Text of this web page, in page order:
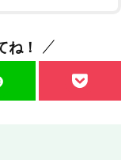
ね！